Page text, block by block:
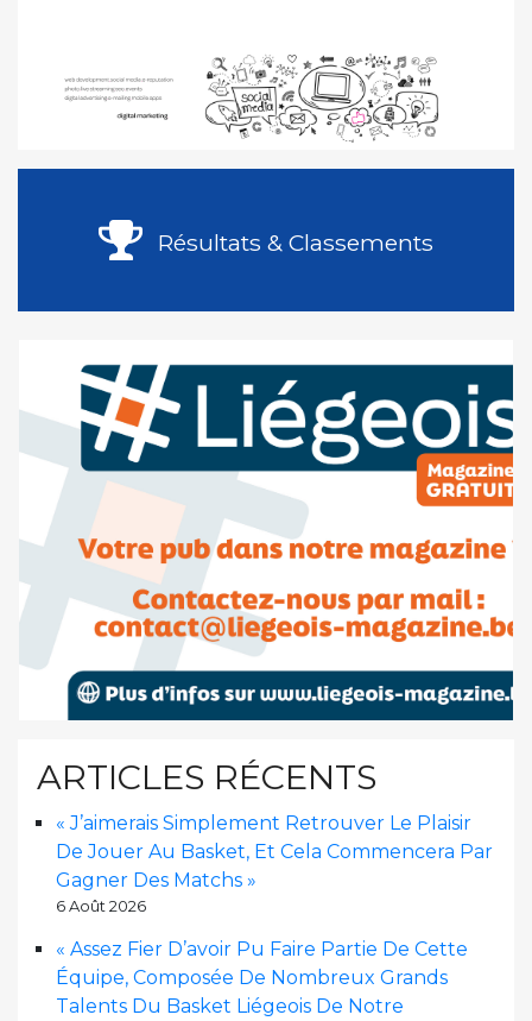
Résultats & Classements
ARTICLES RÉCENTS
« J’aimerais Simplement Retrouver Le Plaisir
De Jouer Au Basket, Et Cela Commencera Par
Gagner Des Matchs »
6 Août 2026
« Assez Fier D’avoir Pu Faire Partie De Cette
Équipe, Composée De Nombreux Grands
Talents Du Basket Liégeois De Notre